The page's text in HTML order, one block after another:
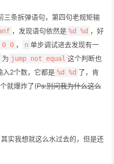
三条拆弹语句，第四句老规矩输
，发现语句依然是 %d %d ，好
0 0 ， n 单步调试进去发现有一
为 jump not equal 这个判断也
入2个数，它都是 %d %d 了，肯
就爆炸了(Ps:别问我为什么这么
实我想就这么水过去的，但是还